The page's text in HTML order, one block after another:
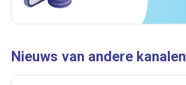
Nieuws van andere kanalen